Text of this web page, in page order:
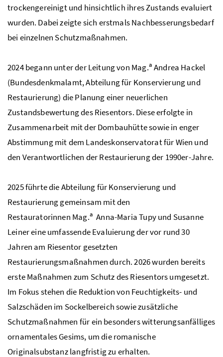
trockengereinigt und hinsichtlich ihres Zustands evaluiert
wurden. Dabei zeigte sich erstmals Nachbesserungsbedarf
bei einzelnen Schutzmaßnahmen.
2024 begann unter der Leitung von Mag.a Andrea Hackel
(Bundesdenkmalamt, Abteilung für Konservierung und
Restaurierung) die Planung einer neuerlichen
Zustandsbewertung des Riesentors. Diese erfolgte in
Zusammenarbeit mit der Dombauhütte sowie in enger
Abstimmung mit dem Landeskonservatorat für Wien und
den Verantwortlichen der Restaurierung der 1990er-Jahre.
2025 führte die Abteilung für Konservierung und
Restaurierung gemeinsam mit den
Restauratorinnen Mag.a Anna-Maria Tupy und Susanne
Leiner eine umfassende Evaluierung der vor rund 30
Jahren am Riesentor gesetzten
Restaurierungsmaßnahmen durch. 2026 wurden bereits
erste Maßnahmen zum Schutz des Riesentors umgesetzt.
Im Fokus stehen die Reduktion von Feuchtigkeits- und
Salzschäden im Sockelbereich sowie zusätzliche
Schutzmaßnahmen für ein besonders witterungsanfälliges
ornamentales Gesims, um die romanische
Originalsubstanz langfristig zu erhalten.